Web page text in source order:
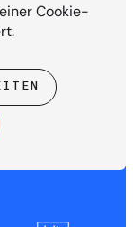
Cookie-